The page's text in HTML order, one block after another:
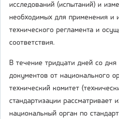
исследований (испытаний) и
необходимых для применения и
технического регламента и
соответствия.
В течение тридцати дней со
документов от национального
технический комитет
стандартизации рассматривает
национальный орган по